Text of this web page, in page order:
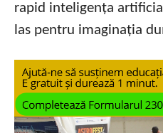
rapid inteligența
las pentru imaginația